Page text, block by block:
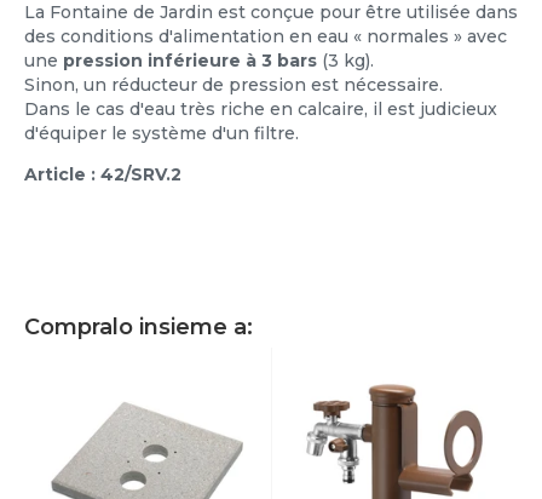
La Fontaine de Jardin est conçue pour être utilisée dans
des conditions d'alimentation en eau « normales » avec
une pression inférieure à 3 bars (3 kg).
Sinon, un réducteur de pression est nécessaire.
Dans le cas d'eau très riche en calcaire, il est judicieux
d'équiper le système d'un filtre.
Article : 42/SRV.2
Compralo insieme a: